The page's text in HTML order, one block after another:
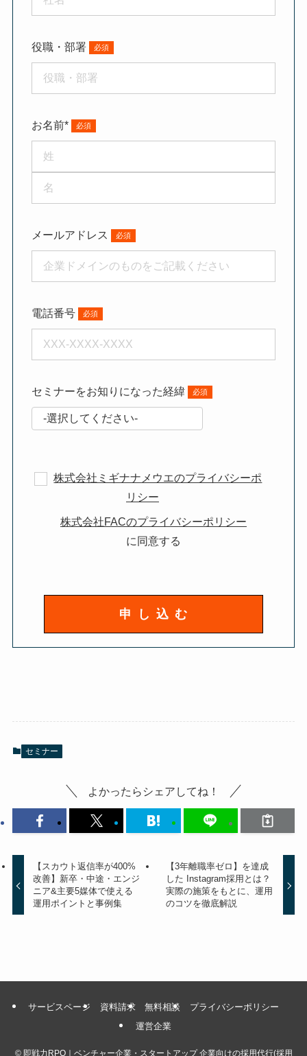
役職・部署
お名前*
メールアドレス
電話番号
セミナーをお知りになった経緯
株式会社ミギナナメウエのプライバシーポ
リシー
株式会社FACのプライバシーポリシー
に同意する
セミナー
よかったらシェアしてね！
【スカウト返信率が400%
改善】新卒・中途・エンジ
ニア&主要5媒体で使える
運用ポイントと事例集
【3年離職率ゼロ】を達成
した Instagram採用とは？
実際の施策をもとに、運用
のコツを徹底解説
サービスページ 資料請求 無料相談
プライバシーポリシー
運営企業
©即戦力RPO｜ベンチャー企業・スタートアップ 企業向けの採用代行(採用